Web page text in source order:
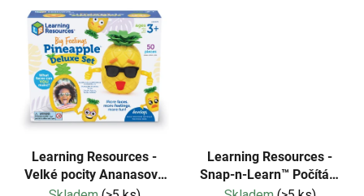
Learning Resources -
Velké pocity Ananasová
Deluxe sada
Learning Resources -
Snap-n-Learn™ Počítání
kravičky